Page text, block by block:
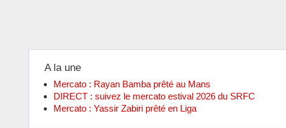
A la une
Mercato : Rayan Bamba prêté au Mans
DIRECT : suivez le mercato estival 2026 du SRFC
Mercato : Yassir Zabiri prêté en Liga